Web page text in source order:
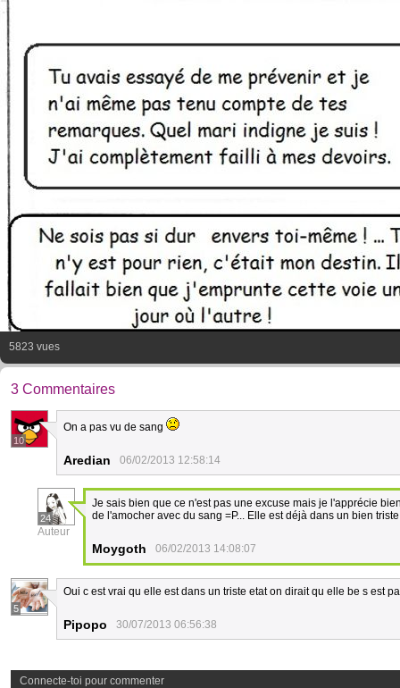
5823 vues
3 Commentaires
10
On a pas vu de sang
Aredian 06/02/2013 12:58:14
24
Auteur
Je sais bien que ce n'est pas une excuse mais je l'apprécie
de l'amocher avec du sang =P... Elle est déjà dans un bien
Moygoth 06/02/2013 14:08:07
5
Oui c est vrai qu elle est dans un triste etat on dirait qu elle be s est
Pipopo 30/07/2013 06:56:38
Connecte-toi pour commenter